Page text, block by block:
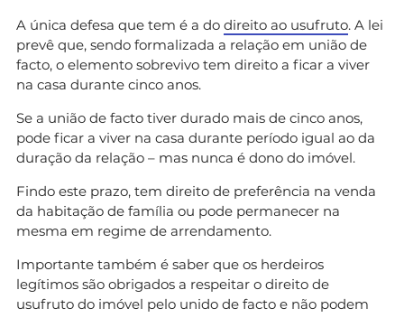
A única defesa que tem é a do direito ao usufruto. A lei
prevê que, sendo formalizada a relação em união de
facto, o elemento sobrevivo tem direito a ficar a viver
na casa durante cinco anos.
Se a união de facto tiver durado mais de cinco anos,
pode ficar a viver na casa durante período igual ao da
duração da relação – mas nunca é dono do imóvel.
Findo este prazo, tem direito de preferência na venda
da habitação de família ou pode permanecer na
mesma em regime de arrendamento.
Importante também é saber que os herdeiros
legítimos são obrigados a respeitar o direito de
usufruto do imóvel pelo unido de facto e não podem